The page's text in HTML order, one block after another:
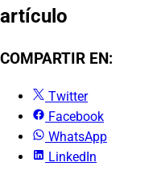
artículo
COMPARTIR EN:
Twitter
Facebook
WhatsApp
LinkedIn